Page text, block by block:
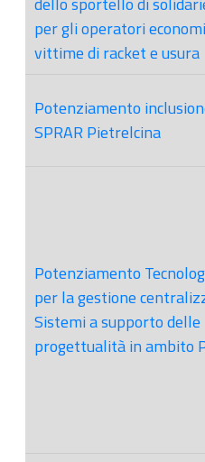
per gli operatori
vittime di racket e usura
Potenziamento
SPRAR Pietrelcina
Potenziamento
per la gestione
Sistemi a supporto delle
progettualità in ambito